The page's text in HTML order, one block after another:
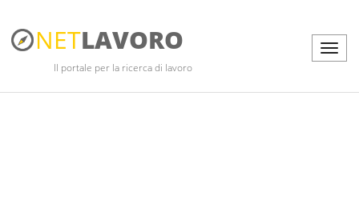
NETLAVORO
Il portale per la ricerca di lavoro